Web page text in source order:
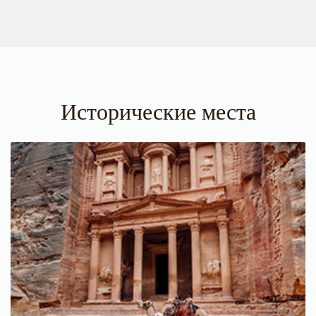
Исторические места